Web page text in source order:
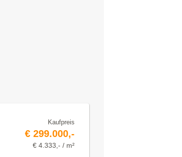
Kaufpreis
€ 299.000,-
€ 4.333,- / m²